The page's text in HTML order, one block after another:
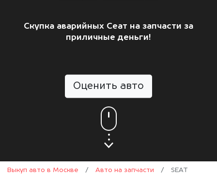
Скупка аварийных Сеат на запчасти за
приличные деньги!
Оценить авто
Выкуп авто в Москве / Авто на запчасти / SEAT